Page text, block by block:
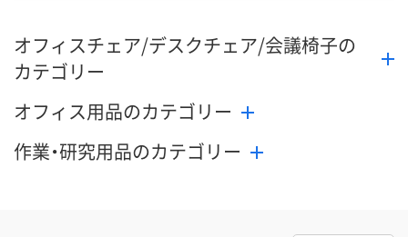
オフィスチェア/デスクチェア/会議椅子の
カテゴリー
オフィス用品のカテゴリー
作業・研究用品のカテゴリー